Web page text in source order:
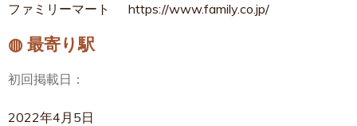
ファミリーマート https://www.family.co.jp/
◍ 最寄り駅
初回掲載日：
2022年4月5日